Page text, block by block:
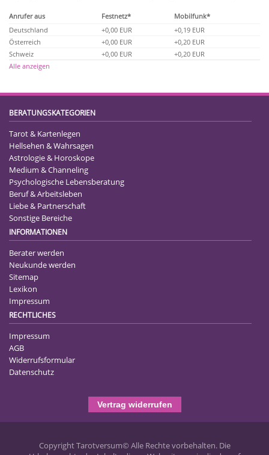
Anrufer aus Festnetz*
Mobilfunk*
Deutschland
+0,00 EUR
+0,19 EUR
Österreich
+0,00 EUR
+0,20 EUR
Schweiz
+0,00 EUR
+0,20 EUR
Alle anzeigen
BERATUNGSKATEGORIEN
Tarot & Kartenlegen
Hellsehen & Wahrsagen
Astrologie & Horoskope
Medium & Channeling
Psychologische Lebensberatung
Beruf & Arbeitsleben
Liebe & Partnerschaft
Sonstige Bereiche
INFORMATIONEN
Berater werden
Neukunde werden
Sitemap
Lexikon
Impressum
RECHTLICHES
Impressum
AGB
Widerrufsformular
Datenschutz
Vertrag widerrufen
Copyright Tarotversum© Alle Rechte vorbehalten. Die